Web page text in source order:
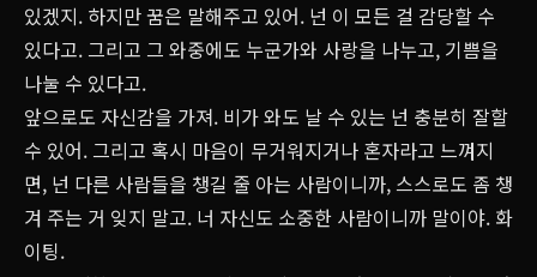
있겠지. 하지만 꿈은 말해주고 있어. 넌 이 모든 걸 감당할 수
있다고. 그리고 그 와중에도 누군가와 사랑을 나누고, 기쁨을
나눌 수 있다고.
앞으로도 자신감을 가져. 비가 와도 날 수 있는 넌 충분히 잘할
수 있어. 그리고 혹시 마음이 무거워지거나 혼자라고 느껴지
면, 넌 다른 사람들을 챙길 줄 아는 사람이니까, 스스로도 좀 챙
겨 주는 거 잊지 말고. 너 자신도 소중한 사람이니까 말이야. 화
이팅.